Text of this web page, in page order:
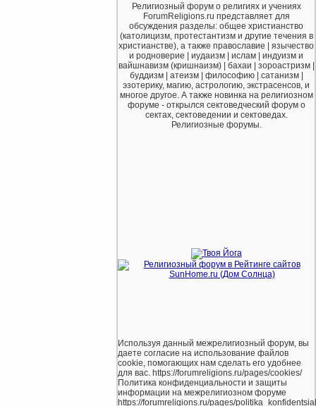
Религиозный форум о религиях и учениях
ForumReligions.ru представляет для
обсуждения разделы: общее христианство
(католицизм, протестантизм и другие течения в
христианстве), а также православие | язычество
и родноверие | иудаизм | ислам | индуизм и
вайшнавизм (кришнаизм) | бахаи | зороастризм |
буддизм | атеизм | философию | сатанизм |
эзотерику, магию, астрологию, экстрасенсов, и
многое другое. А также новинка на религиозном
форуме - открылся сектоведческий форум о
сектах, сектоведении и сектоведах.
Религиозные форумы.
Используя данный межрелигиозный форум, вы
даете согласие на использование файлов
cookie, помогающих нам сделать его удобнее
для вас. https://forumreligions.ru/pages/cookies/
Политика конфиденциальности и защиты
информации на межрелигиозном форуме
https://forumreligions.ru/pages/